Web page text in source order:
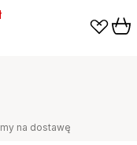
na dostawę